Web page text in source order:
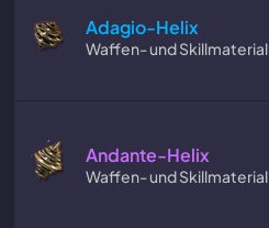
Adagio-Helix
Waffen- und Skillmaterial
Andante-Helix
Waffen- und Skillmaterial